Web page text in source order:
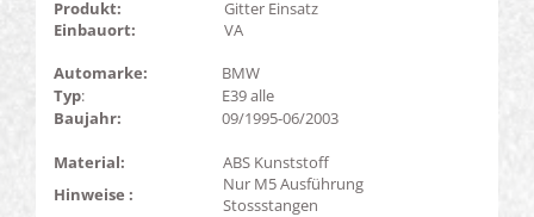
Produkt:
Gitter Einsatz
Einbauort:
VA
Automarke:
BMW
Typ:
E39 alle
Baujahr:
09/1995-06/2003
Material:
ABS Kunststoff
Hinweise :
Nur M5 Ausführung
Stossstangen